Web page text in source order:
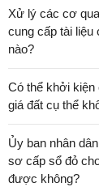
Xử lý các cơ
cung cấp tài liệu
nào?
Có thể khởi kiện
giá đất cụ thể
Ủy ban nhân
sơ cấp sổ đỏ
được không?